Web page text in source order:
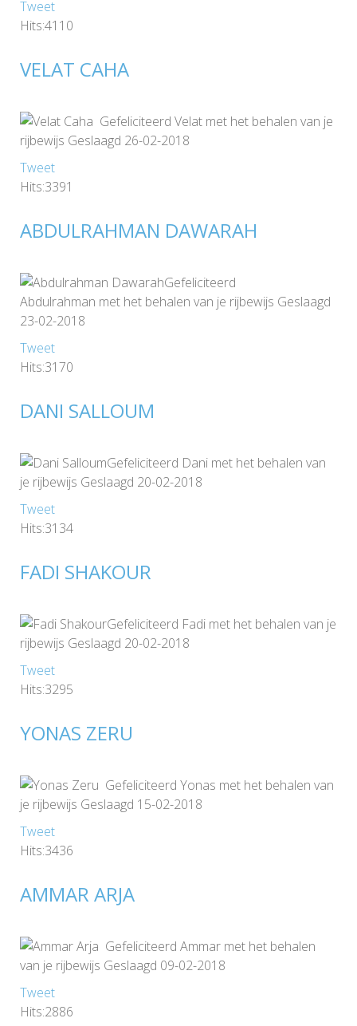
Tweet
Hits:4110
VELAT CAHA
Gefeliciteerd Velat met het behalen van je
rijbewijs Geslaagd 26-02-2018
Tweet
Hits:3391
ABDULRAHMAN DAWARAH
Gefeliciteerd
Abdulrahman met het behalen van je rijbewijs Geslaagd
23-02-2018
Tweet
Hits:3170
DANI SALLOUM
Gefeliciteerd Dani met het behalen van
je rijbewijs Geslaagd 20-02-2018
Tweet
Hits:3134
FADI SHAKOUR
Gefeliciteerd Fadi met het behalen van je
rijbewijs Geslaagd 20-02-2018
Tweet
Hits:3295
YONAS ZERU
Gefeliciteerd Yonas met het behalen van
je rijbewijs Geslaagd 15-02-2018
Tweet
Hits:3436
AMMAR ARJA
Gefeliciteerd Ammar met het behalen
van je rijbewijs Geslaagd 09-02-2018
Tweet
Hits:2886